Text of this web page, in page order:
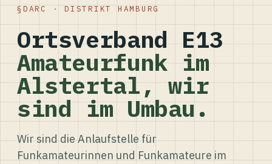
DARC · DISTRIKT HAMBURG
Ortsverband E13
Amateurfunk im
Alstertal, wir
sind im Umbau.
Wir sind die Anlaufstelle für
Funkamateurinnen und Funkamateure im